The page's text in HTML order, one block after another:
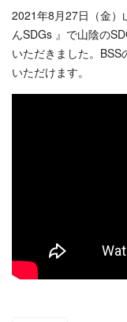
2021年8月27日（金）
んSDGs 』で山陰の
いただきました。
いただけます。